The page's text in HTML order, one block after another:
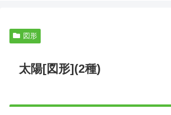
図形
太陽[図形](2種)